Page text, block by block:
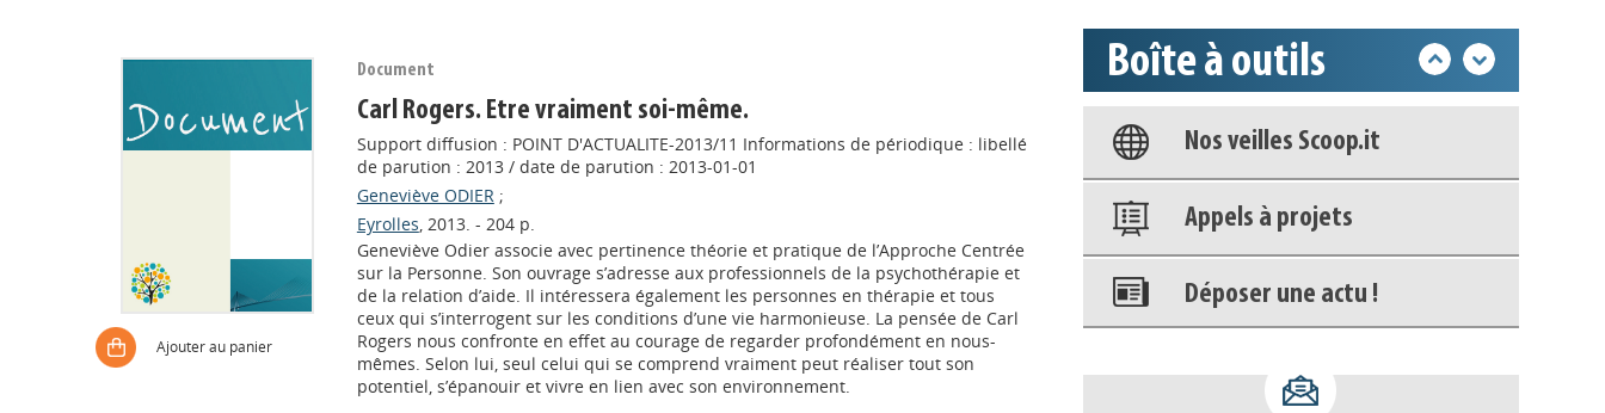
Ajouter au panier
Document
Carl Rogers. Etre vraiment soi-même.
Support diffusion : POINT D'ACTUALITE-2013/11 Informations de périodique : libellé
de parution : 2013 / date de parution : 2013-01-01
Geneviève ODIER;
Eyrolles, 2013. - 204 p.
Geneviève Odier associe avec pertinence théorie et pratique de l’Approche Centrée
sur la Personne. Son ouvrage s’adresse aux professionnels de la psychothérapie et
de la relation d’aide. Il intéressera également les personnes en thérapie et tous
ceux qui s’interrogent sur les conditions d’une vie harmonieuse. La pensée de Carl
Rogers nous confronte en effet au courage de regarder profondément en nous-
mêmes. Selon lui, seul celui qui se comprend vraiment peut réaliser tout son
potentiel, s’épanouir et vivre en lien avec son environnement.
Boîte à outils
Base documentaire
Nos veilles Scoop.it
Appels à projets
Déposer une actu !
déconnecter)